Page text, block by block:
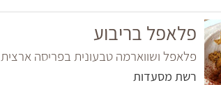
פלאפל בריבוע
פלאפל ושווארמה טבעונית בפריסה ארצית
רשת מסעדות